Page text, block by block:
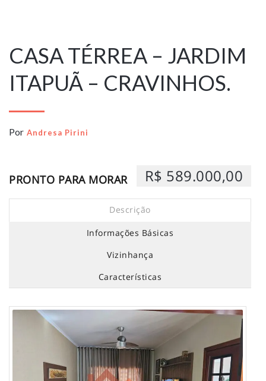
CASA TÉRREA – JARDIM
ITAPUÃ – CRAVINHOS.
Por Andresa Pirini
PRONTO PARA MORAR R$ 589.000,00
Descrição
Informações Básicas
Vizinhança
Características